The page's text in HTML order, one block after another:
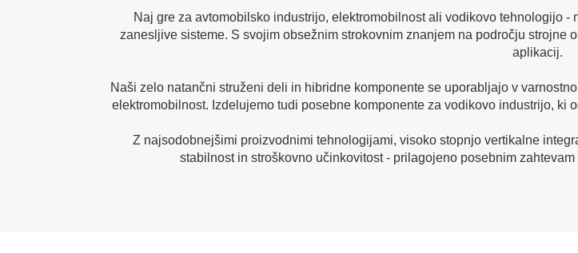
Naj gre za avtomobilsko industrijo, elektromobilnost ali vodikovo tehnologijo
zanesljive sisteme. S svojim obsežnim strokovnim znanjem na področju
aplikacij.
Naši zelo natančni struženi deli in hibridne komponente se uporabljajo v
elektromobilnost. Izdelujemo tudi posebne komponente za vodikovo industrijo,
Z najsodobnejšimi proizvodnimi tehnologijami, visoko stopnjo vertikalne
stabilnost in stroškovno učinkovitost - prilagojeno posebnim